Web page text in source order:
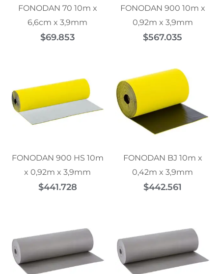
FONODAN 70 10m x
6,6cm x 3,9mm
$69.853
FONODAN 900 10m x
0,92m x 3,9mm
$567.035
FONODAN 900 HS 10m
x 0,92m x 3,9mm
$441.728
FONODAN BJ 10m x
0,42m x 3,9mm
$442.561